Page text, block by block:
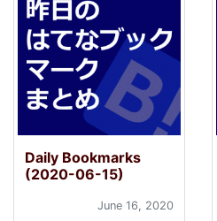
Daily Bookmarks
(2020-06-15)
June 16, 2020